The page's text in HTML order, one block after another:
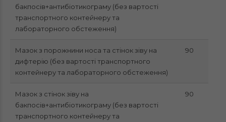
бакпосів+антибіотикограму (без вартості
транспортного контейнеру та
лабораторного обстеження)
Мазок з порожнини носа та стінок зіву на
дифтерію (без вартості транспортного
контейнеру та лабораторного обстеження)
90
Мазок з стінок зіву на
бакпосів+антибіотикограму (без вартості
транспортного контейнеру та
90